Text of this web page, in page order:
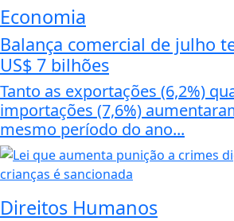
Economia
Balança comercial de julho
US$ 7 bilhões
Tanto as exportações (6,2%)
importações (7,6%)
mesmo período do ano...
Direitos Humanos